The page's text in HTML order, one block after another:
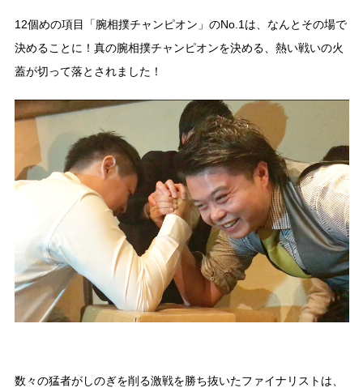
12個めの項目「腕相撲チャンピオン」のNo.1は、なんとその場で
決めることに！真の腕相撲チャンピオンを決める、熱い戦いの火
蓋が切って落とされました！
数々の猛者がしのぎを削る激戦を勝ち抜いたファイナリストは、